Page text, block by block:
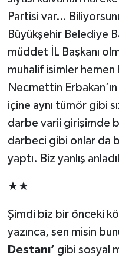
Partisi var…
Büyükşehir Belediye
müddet İL Başkanı
muhalif isimler
Necmettin
içine aynı tümör gibi
darbe varii girişimde
darbeci gibi onlar da
yaptı. Biz yanlış
★★
Şimdi biz bir önceki
yazınca, sen misin
Destanı’ gibi sosyal